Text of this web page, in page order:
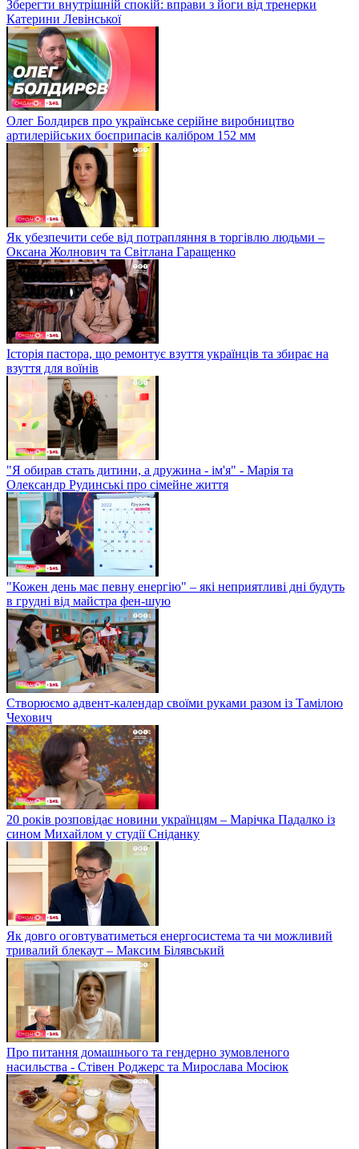
Зберегти внутрішній спокій: вправи з йоги від тренерки
Катерини Левінської
Олег Болдирєв про українське серійне виробництво
артилерійських боєприпасів калібром 152 мм
Як убезпечити себе від потрапляння в торгівлю людьми –
Оксана Жолнович та Світлана Гаращенко
Історія пастора, що ремонтує взуття українців та збирає на
взуття для воїнів
"Я обирав стать дитини, а дружина - ім'я" - Марія та
Олександр Рудинські про сімейне життя
"Кожен день має певну енергію" – які неприятливі дні будуть
в грудні від майстра фен-шую
Створюємо адвент-календар своїми руками разом із Тамілою
Чехович
20 років розповідає новини українцям – Марічка Падалко із
сином Михайлом у студії Сніданку
Як довго оговтуватиметься енергосистема та чи можливий
тривалий блекаут – Максим Білявський
Про питання домашнього та гендерно зумовленого
насильства - Стівен Роджерс та Мирослава Мосіюк